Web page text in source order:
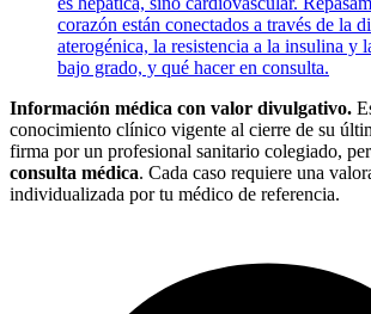
corazón están conectados a través de la
aterogénica, la resistencia a la insulina y
bajo grado, y qué hacer en consulta.
Información médica con valor divulgativo.
conocimiento clínico vigente al cierre de su
firma por un profesional sanitario colegiado,
consulta médica. Cada caso requiere una
individualizada por tu médico de referencia.